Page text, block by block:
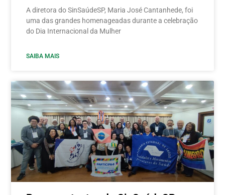
A diretora do SinSaúdeSP, Maria José Cantanhede, foi
uma das grandes homenageadas durante a celebração
do Dia Internacional da Mulher
SAIBA MAIS